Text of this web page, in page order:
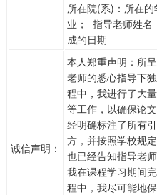
所在院(系)：所在
业； 指导老师姓名
成的日期
诚信声明：
本人郑重声明：所
老师的悉心指导下
程中，我进行了大
等工作，以确保论
经明确标注了所有
方，并按照学校规
也已经告知指导老
我在课程学习期间
程中，我尽可能地